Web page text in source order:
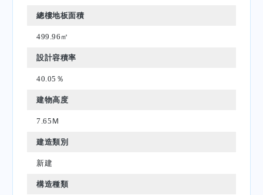
總樓地板面積
499.96㎡
設計容積率
40.05％
建物高度
7.65Ｍ
建造類別
新建
構造種類